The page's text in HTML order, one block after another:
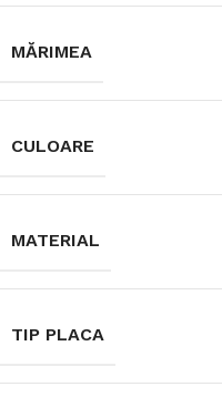
MĂRIMEA
CULOARE
MATERIAL
TIP PLACA